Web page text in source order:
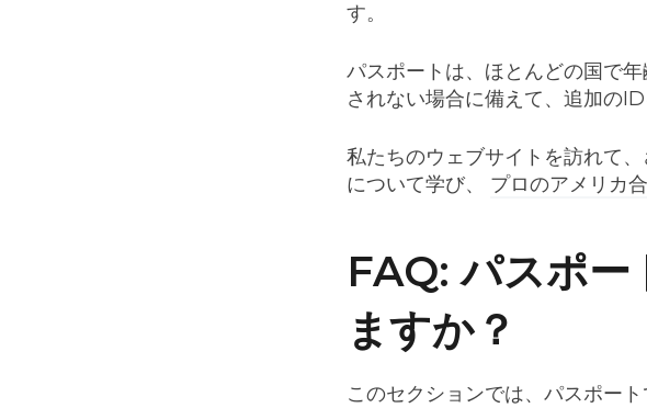
す。
パスポートは、ほとんどの国で
されない場合に備えて、追加の
私たちのウェブサイトを訪れて
について学び、 プロのアメリカ
FAQ: パスポー
ますか？
このセクションでは、パスポー